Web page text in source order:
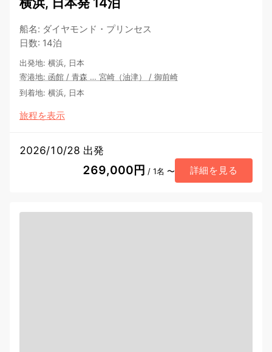
船名: ダイヤモンド・プリンセス
日数: 14泊
出発地: 横浜, 日本
寄港地: 函館 / 青森 … 宮崎（油津） / 御前崎
到着地: 横浜, 日本
旅程を表示
2026/10/28 出発
269,000円 / 1名 〜 詳細を見る